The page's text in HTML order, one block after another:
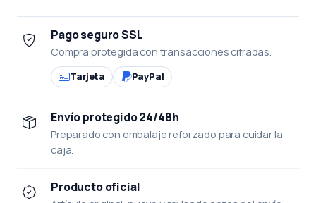
Pago seguro SSL
Compra protegida con transacciones cifradas.
Tarjeta PayPal
Envío protegido 24/48h
Preparado con embalaje reforzado para cuidar la
caja.
Producto oficial